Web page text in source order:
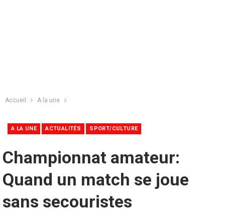
Accueil A la une
A LA UNE ACTUALITÉS SPORT/CULTURE
Championnat amateur:
Quand un match se joue
sans secouristes